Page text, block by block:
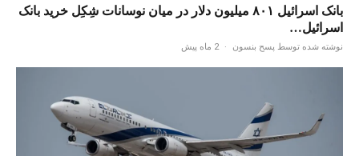
بانک اسرائیل ۸۰۱ میلیون دلار در میان نوسانات شِکِل خرید بانک
اسرائیل…
نوشته شده توسط پسح بنسون · 2 ماه پیش